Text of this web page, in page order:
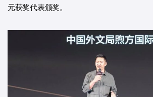
元获奖代表颁奖。